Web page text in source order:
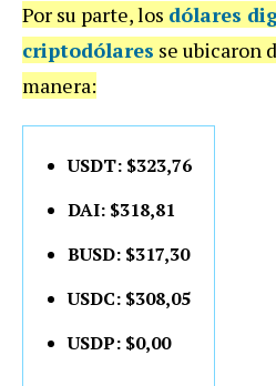
Por su parte, los dólares
criptodólares se ubicaron
manera:
USDT: $323,76
DAI: $318,81
BUSD: $317,30
USDC: $308,05
USDP: $0,00